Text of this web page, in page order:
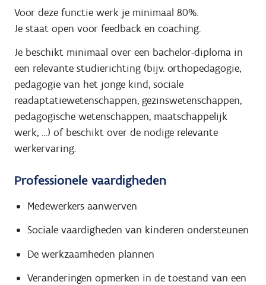
Voor deze functie werk je minimaal 80%.
Je staat open voor feedback en coaching.
Je beschikt minimaal over een bachelor-diploma in
een relevante studierichting (bijv. orthopedagogie,
pedagogie van het jonge kind, sociale
readaptatiewetenschappen, gezinswetenschappen,
pedagogische wetenschappen, maatschappelijk
werk, …) of beschikt over de nodige relevante
werkervaring.
Professionele vaardigheden
Medewerkers aanwerven
Sociale vaardigheden van kinderen ondersteunen
De werkzaamheden plannen
Veranderingen opmerken in de toestand van een